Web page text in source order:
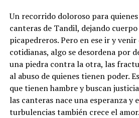
Un recorrido doloroso para
canteras de Tandil, dejando
picapedreros. Pero en ese ir y venir
cotidianas, algo se desordena por
una piedra contra la otra, las
al abuso de quienes tienen poder.
que tienen hambre y buscan
las canteras nace una esperanza y
turbulencias también crece el amor.